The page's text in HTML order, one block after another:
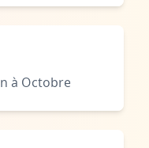
Meilleure Période: Juin à Octobre